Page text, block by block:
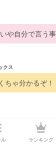
ル ランキング
いや自分で言う
クス
ちゃ分かるぞ！